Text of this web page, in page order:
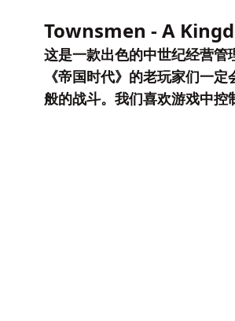
Townsmen - A
这是一款出色的中世纪经营
《帝国时代》的老玩家们一
般的战斗。我们喜欢游戏中控